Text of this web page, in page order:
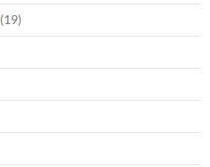
(19)